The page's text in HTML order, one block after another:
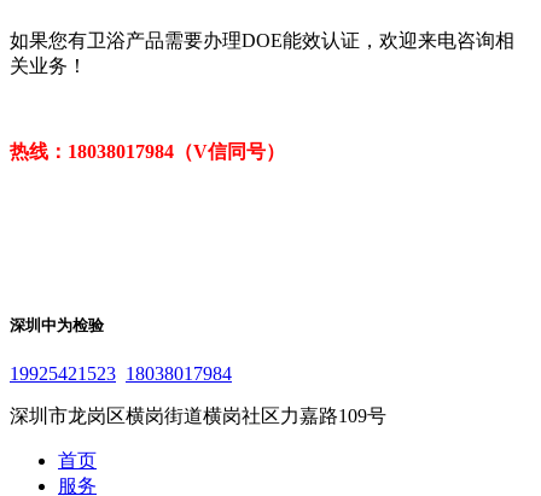
如果您有卫浴产品需要办理DOE能效认证，欢迎来电咨询相
关业务！
热线：18038017984（V信同号）
深圳中为检验
19925421523 18038017984
深圳市龙岗区横岗街道横岗社区力嘉路109号
首页
服务